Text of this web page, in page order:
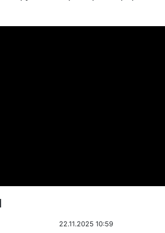
22.11.2025 10:59